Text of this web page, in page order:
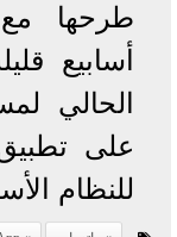
طرحها
أسابيع
الحالي
على
للنظام